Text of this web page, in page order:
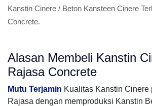
Kanstin Cinere / Beton Kansteen Cinere
Concrete.
Alasan Membeli Kanstin
Rajasa Concrete
Mutu Terjamin Kualitas Kanstin Cinere
Rajasa dengan memproduksi Kanstin